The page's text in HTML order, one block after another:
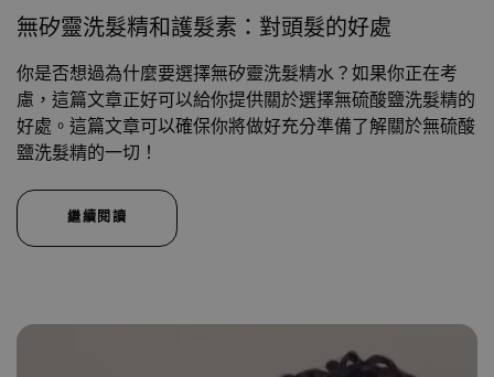
無矽靈洗髮精和護髮素：對頭髮的好處
你是否想過為什麼要選擇無矽靈洗髮精水？如果你正在考
慮，這篇文章正好可以給你提供關於選擇無硫酸鹽洗髮精的
好處。這篇文章可以確保你將做好充分準備了解關於無硫酸
鹽洗髮精的一切！
繼續閱讀